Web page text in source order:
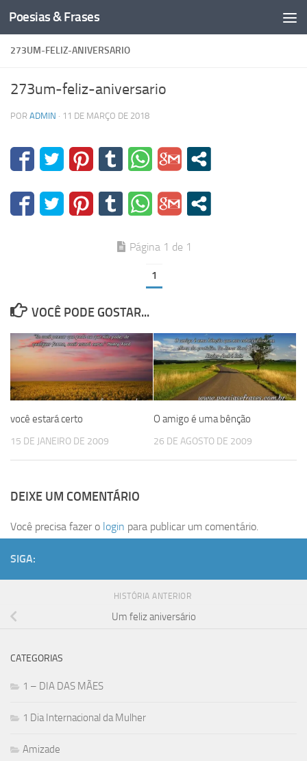
Skip to content
Poesias & Frases
273UM-FELIZ-ANIVERSARIO
273um-feliz-aniversario
POR ADMIN · 11 DE MARÇO DE 2018
Página 1 de 1
1
VOCÊ PODE GOSTAR...
você estará certo
15 DE JANEIRO DE 2009
O amigo é uma bênção
26 DE AGOSTO DE 2009
DEIXE UM COMENTÁRIO
Você precisa fazer o login para publicar um comentário.
SIGA:
HISTÓRIA ANTERIOR
Um feliz aniversário
CATEGORIAS
1 – DIA DAS MÃES
1 Dia Internacional da Mulher
Amizade